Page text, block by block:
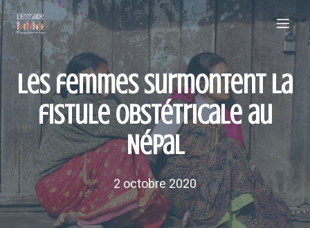
Aller
au
contenu
Les femmes surmontent la
fistule obstétricale au
Népal
2 octobre 2020